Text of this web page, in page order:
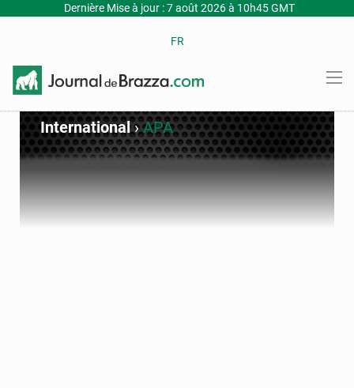
Dernière Mise à jour : 7 août 2026 à 10h45 GMT
FR
International›APA